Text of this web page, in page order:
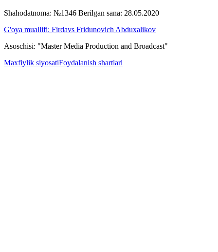
Shahodatnoma: №1346 Berilgan sana: 28.05.2020
G'oya muallifi: Firdavs Fridunovich Abduxalikov
Asoschisi: "Master Media Production and Broadcast"
Maxfiylik siyosatiFoydalanish shartlari